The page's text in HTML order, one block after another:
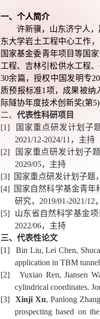
一、个人简介
许新骥，山东济宁人
东大学岩土工程中心工作
国家基金委青年项目等国
工程、吉林引松供水工程
30余篇，授权中国发明专20
质预报标准1 项，成果被纳
际隧协年度技术创新奖(第5)
二、 代表性科研项目
[1]
国家重点研发计划子
2021/12-2024/11 ，主持
[2]
国家重点研发计划子题
2029/05，主持
[3]
国家重点研发计划子题，
[4]
国家自然科学基金青年
研究， 2019/01-2021/12
[5]
山东省自然科学基金项
2022/06，主持
三、代表性论文
[1]
Bin Liu, Lei Chen,
application in TBM
[2]
Yuxiao Ren, Jiansen
cylindrical coordinates.
[3]
Xinji Xu, Panlong
prospecting based on